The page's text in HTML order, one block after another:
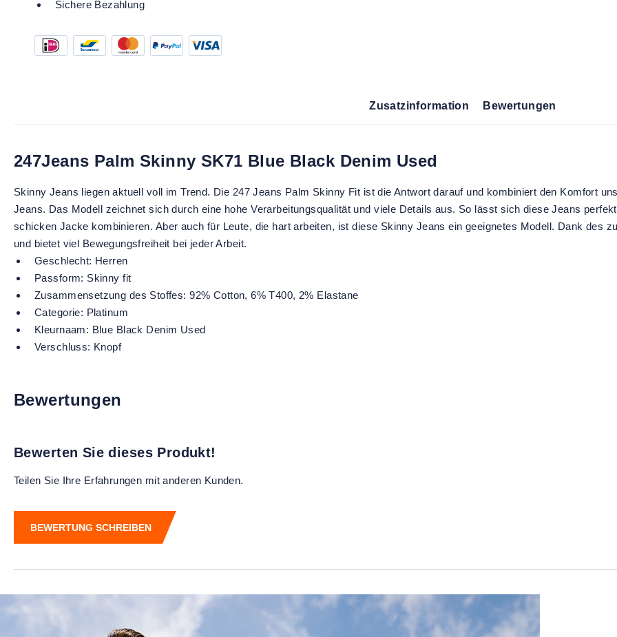
Sichere Bezahlung
Zusatzinformation Bewertungen
247Jeans Palm Skinny SK71 Blue Black Denim Used
Skinny Jeans liegen aktuell voll im Trend. Die 247 Jeans Palm Skinny Fit ist die Antwort darauf und kombiniert den Komfort
Jeans. Das Modell zeichnet sich durch eine hohe Verarbeitungsqualität und viele Details aus. So lässt sich diese Jeans
schicken Jacke kombinieren. Aber auch für Leute, die hart arbeiten, ist diese Skinny Jeans ein geeignetes Modell. Dank des
und bietet viel Bewegungsfreiheit bei jeder Arbeit.
Geschlecht: Herren
Passform: Skinny fit
Zusammensetzung des Stoffes:92% Cotton, 6% T400, 2% Elastane
Categorie: Platinum
Kleurnaam: Blue Black Denim Used
Verschluss: Knopf
Bewertungen
Bewerten Sie dieses Produkt!
Teilen Sie Ihre Erfahrungen mit anderen Kunden.
BEWERTUNG SCHREIBEN